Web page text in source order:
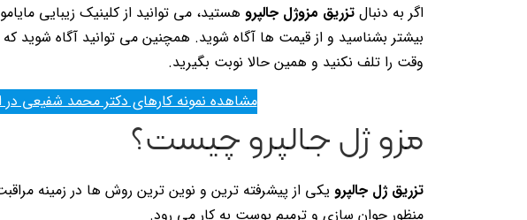
اگر به دنبال تزریق مزوژل جالپرو هستید، می توانید از کلینیک زیبایی
بیشتر بشناسید و از قیمت ها آگاه شوید. همچنین می توانید آگاه شوید
وقت را تلف نکنید و همین حالا نوبت بگیرید.
مشاهده نمونه کارهای دکتر محمد شفیعی در
مزو ژل جالپرو چیست؟
تزریق ژل جالپرو یکی از پیشرفته ترین و نوین ترین روش ها در زمینه
منظور جوان سازی و ترمیم پوست به کار می رود.